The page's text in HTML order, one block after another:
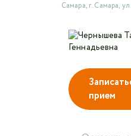
прием
Самара, г. Самара,
или войти через VK ID
из